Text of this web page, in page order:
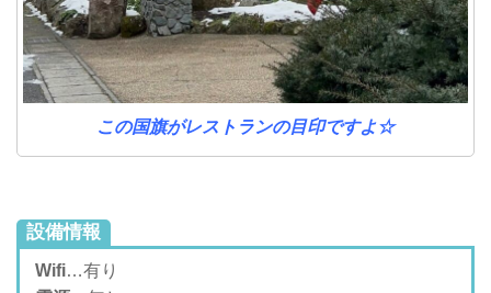
この国旗がレストランの目印ですよ☆
設備情報
Wifi…有り